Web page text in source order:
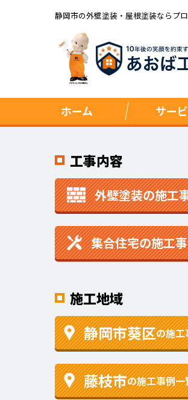
静岡市の外壁塗装・屋根塗装ならプ
ホーム サー
工事内容
外壁塗装の施工
集合住宅の施工
施工地域
静岡市葵区の施
藤枝市の施工事例一